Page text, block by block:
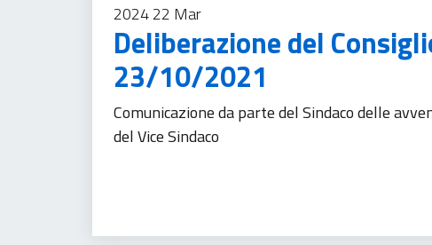
202422 Mar
Deliberazione del
23/10/2021
Comunicazione da parte del Sindaco delle
del Vice Sindaco